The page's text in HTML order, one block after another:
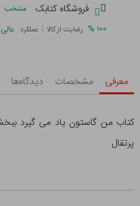
فروشگاه کتابک
منتخب
۱۰۰ % رضایت از کالا | عملکرد عالی
معرفی مشخصات دیدگاه‌ها
کتاب من گاستون یاد می گیرد
پرتقال